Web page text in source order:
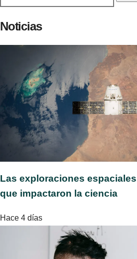
Noticias
Las exploraciones
que impactaron la ciencia
Hace 4 días